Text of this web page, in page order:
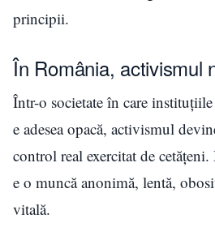
principii.
În România, activismul
Într-o societate în care
e adesea opacă, activismul
control real exercitat de
e o muncă anonimă, lentă,
vitală.